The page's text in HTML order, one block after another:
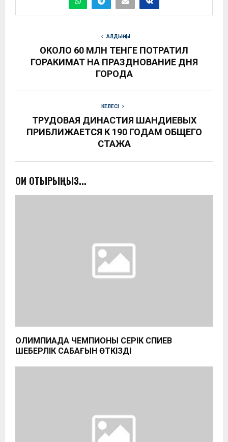
АЛДЫҢҒЫ
ОКОЛО 60 МЛН ТЕНГЕ ПОТРАТИЛ
ГОРАКИМАТ НА ПРАЗДНОВАНИЕ ДНЯ
ГОРОДА
КЕЛЕСІ
ТРУДОВАЯ ДИНАСТИЯ ШАНДИЕВЫХ
ПРИБЛИЖАЕТСЯ К 190 ГОДАМ ОБЩЕГО
СТАЖА
ОҚИ ОТЫРЫҢЫЗ...
ОЛИМПИАДА ЧЕМПИОНЫ СЕРІК СӘПИЕВ
ШЕБЕРЛІК САБАҒЫН ӨТКІЗДІ